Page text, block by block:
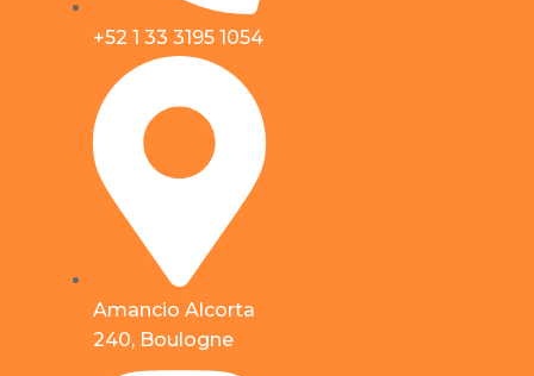
+52 1 33 3195 1054
Amancio Alcorta
240, Boulogne